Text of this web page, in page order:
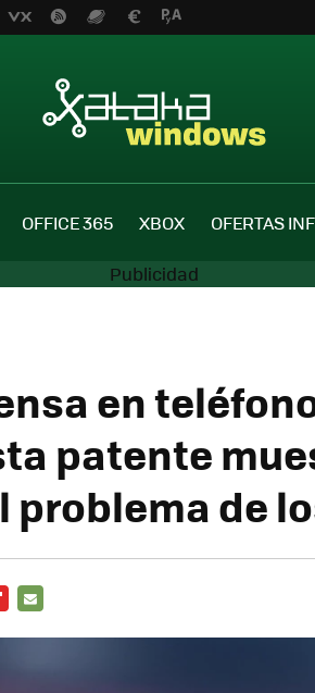
OFFICE 365 XBOX OFERTAS
en
patente
problema de